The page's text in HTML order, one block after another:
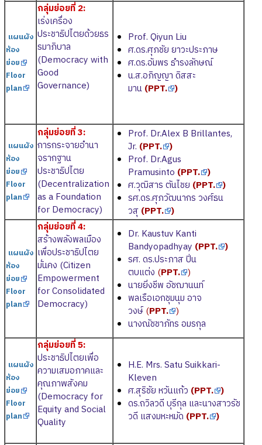
แผนผัง
ห้อง
ย่อย
Floor
plan
กลุ่มย่อยที่ 2:
เร่งเครื่อง
ประชาธิปไตยด้วยธร
รมาภิบาล
(Democracy with
Good
Governance)
Prof. Qiyun Liu
ศ.ดร.ศุภชัย ยาวะประภาษ
ศ.ดร.อัมพร ธำรงลักษณ์
น.ส.อภิญญา ดิสสะ
มาน (PPT. )
แผนผัง
ห้อง
ย่อย
Floor
plan
กลุ่มย่อยที่ 3:
การกระจายอำนา
จรากฐาน
ประชาธิปไตย
(Decentralization
as a Foundation
for Democracy)
Prof. Dr.Alex B Brillantes,
Jr. (PPT. )
Prof. Dr.Agus
Pramusinto (PPT. )
ศ.วุฒิสาร ตันไชย (PPT. )
รศ.ดร.ศุภวัฒนากร วงศ์ธน
วสุ (PPT. )
แผนผัง
ห้อง
ย่อย
Floor
plan
กลุ่มย่อยที่ 4:
สร้างพลังพลเมือง
เพื่อประชาธิปไตย
มั่นคง (Citizen
Empowerment
for Consolidated
Democracy)
Dr. Kaustuv Kanti
Bandyopadhyay (PPT. )
รศ. ดร.ประภาส ปิ่น
ตบแต่ง (PPT. )
นายยิ่งชีพ อัชฌานนท์
พลเรือเอกชุมนุม อาจ
วงษ์(PPT. )
นางณัชชาภัทร อมรกุล
แผนผัง
ห้อง
ย่อย
Floor
plan
กลุ่มย่อยที่ 5:
ประชาธิปไตยเพื่อ
ความเสมอภาคและ
คุณภาพสังคม
(Democracy for
Equity and Social
Quality
H.E. Mrs. Satu Suikkari-
Kleven
ศ.สุริชัย หวันแก้ว (PPT. )
ดร.ถวิลวดี บุรีกุล และนางสาวรัช
วดี แสงมหะหมัด (PPT. )